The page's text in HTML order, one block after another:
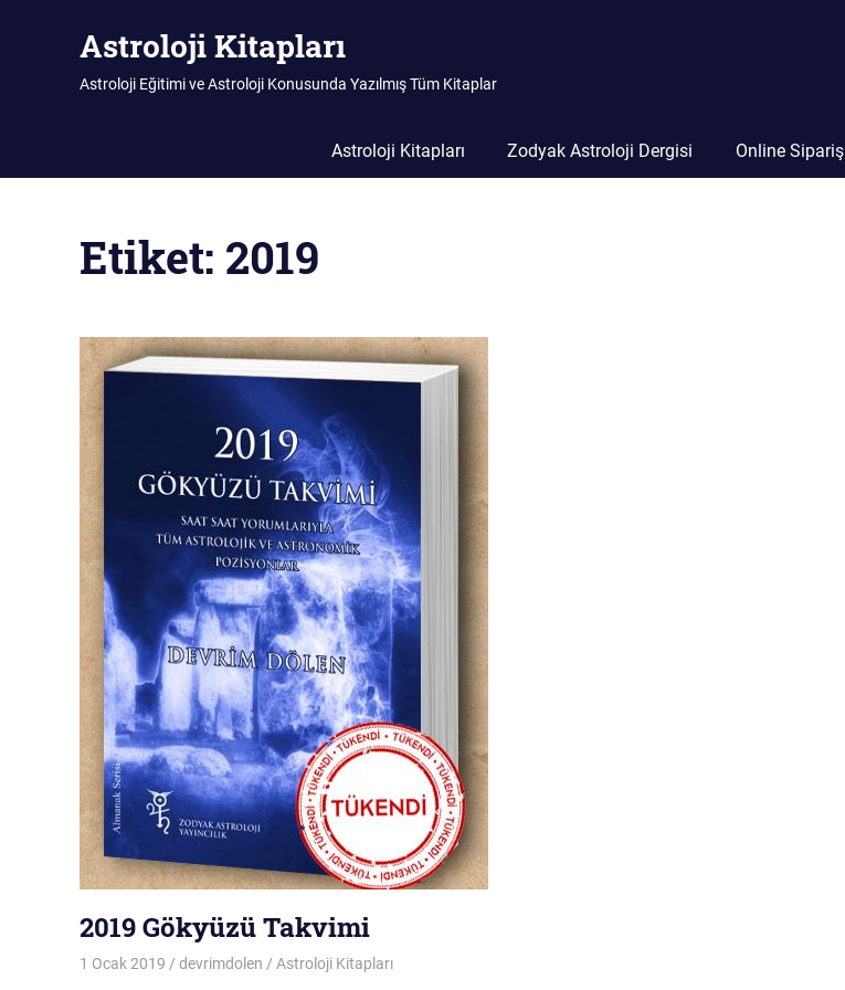
Astroloji Kitapları
Astroloji Eğitimi ve Astroloji Konusunda Yazılmış Tüm Kitaplar
Astroloji Kitapları Zodyak Astroloji Dergisi Online Sipariş
Etiket: 2019
2019 Gökyüzü Takvimi
1 Ocak 2019 devrimdolen Astroloji Kitapları